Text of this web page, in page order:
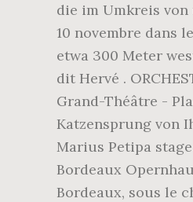
die im Umkreis
10 novembre dans
etwa 300 Meter
dit Hervé .
Grand-Théâtre -
Katzensprung von
Marius Petipa
Bordeaux
Bordeaux, sous le